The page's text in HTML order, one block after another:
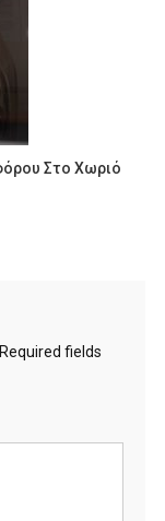
Στο Χωριό
Required fields